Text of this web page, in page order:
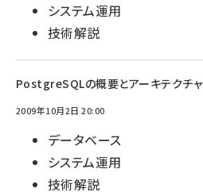
システム運用
技術解説
PostgreSQLの概要とアーキテクチャ
2009年10月2日 20:00
データベース
システム運用
技術解説